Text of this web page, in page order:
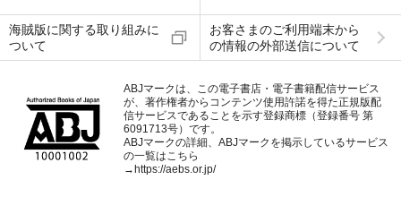
海賊版に関する取り組みに
ついて
お客さまのご利用端末から
の情報の外部送信について
ABJマークは、この電子書店・電子書籍配信サービス
が、著作権者からコンテンツ使用許諾を得た正規版配
信サービスであることを示す登録商標（登録番号 第
6091713号）です。
ABJマークの詳細、ABJマークを掲示しているサービス
の一覧はこちら
→https://aebs.or.jp/